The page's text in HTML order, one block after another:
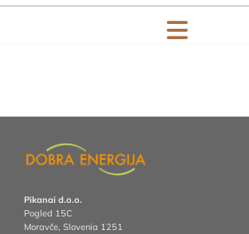
Pikanai d.o.o.
Pogled 15C
Moravče, Slovenia 1251